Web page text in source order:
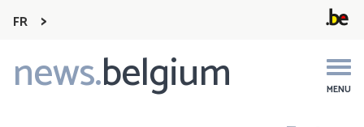
FR
news.belgium MENU
Main
navigation